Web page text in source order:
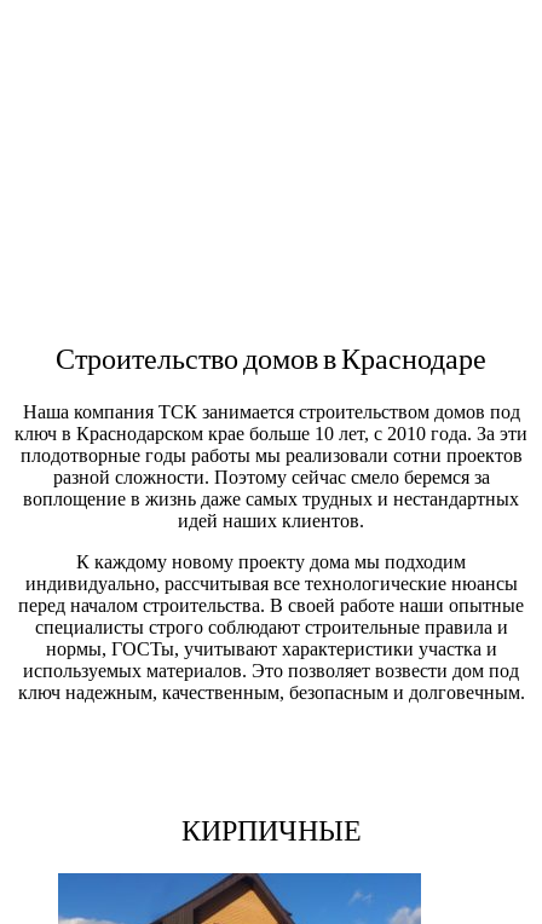
Строительство домов в Краснодаре
Наша компания ТСК занимается строительством домов под
ключ в Краснодарском крае больше 10 лет, с 2010 года. За эти
плодотворные годы работы мы реализовали сотни проектов
разной сложности. Поэтому сейчас смело беремся за
воплощение в жизнь даже самых трудных и нестандартных
идей наших клиентов.
К каждому новому проекту дома мы подходим
индивидуально, рассчитывая все технологические нюансы
перед началом строительства. В своей работе наши опытные
специалисты строго соблюдают строительные правила и
нормы, ГОСТы, учитывают характеристики участка и
используемых материалов. Это позволяет возвести дом под
ключ надежным, качественным, безопасным и долговечным.
КИРПИЧНЫЕ